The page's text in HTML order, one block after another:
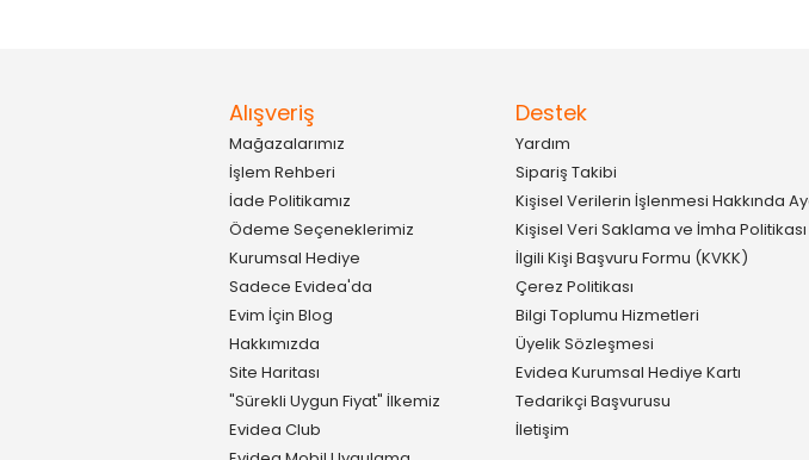
Alışveriş
Mağazalarımız
İşlem Rehberi
İade Politikamız
Ödeme Seçeneklerimiz
Kurumsal Hediye
Sadece Evidea'da
Evim İçin Blog
Hakkımızda
Site Haritası
"Sürekli Uygun Fiyat" İlkemiz
Evidea Club
Destek
Yardım
Sipariş Takibi
Kişisel Verilerin İşlenmesi Hakkında
Kişisel Veri Saklama ve İmha Politikası
İlgili Kişi Başvuru Formu (KVKK)
Çerez Politikası
Bilgi Toplumu Hizmetleri
Üyelik Sözleşmesi
Evidea Kurumsal Hediye Kartı
Tedarikçi Başvurusu
İletişim